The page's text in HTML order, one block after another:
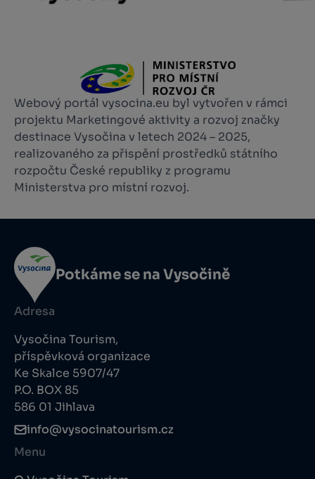
Webový portál vysocina.eu byl vytvořen v rámci
projektu Marketingové aktivity a rozvoj značky
destinace Vysočina v letech 2024 – 2025,
realizovaného za přispění prostředků státního
rozpočtu České republiky z programu
Ministerstva pro místní rozvoj.
Potkáme se na Vysočině
Adresa
Vysočina Tourism,
příspěvková organizace
Ke Skalce 5907/47
P.O. BOX 85
586 01 Jihlava
info@vysocinatourism.cz
Menu